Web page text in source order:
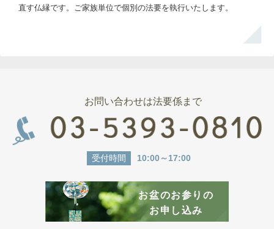
直す仏縁です。ご家族単位で個別の法要を執行いたします。
お問い合わせは法要係まで
受付時間 10:00～17:00
お盆のお参りの
お申し込み